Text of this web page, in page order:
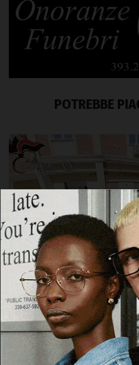
POTREBBE
NUORO
Nuoro, in arrivo 40
rinforzare le Stazioni
provinciale
28 Luglio 2026, 08:40